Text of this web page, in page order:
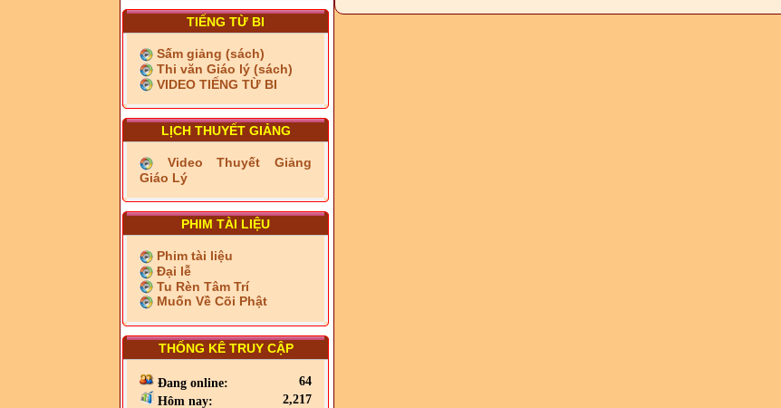
TIẾNG TỪ BI
Sấm giảng (sách)
Thi văn Giáo lý (sách)
VIDEO TIẾNG TỪ BI
LỊCH THUYẾT GIẢNG
Video Thuyết Giảng
Giáo Lý
PHIM TÀI LIỆU
Phim tài liệu
Đại lễ
Tu Rèn Tâm Trí
Muốn Về Cõi Phật
THỐNG KÊ TRUY CẬP
Đang online:
64
Hôm nay:
2,217